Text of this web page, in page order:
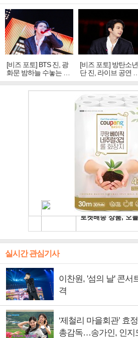
[비즈 포토] BTS 진, 광
화문 밤하늘 수놓는 '비
주얼 킹'의 열창
[비즈 포토] 방탄소년
단 진, 라이브 공연 중
빛나는 독보적 아우
실시간 관심기사
이찬원, '섬의 날' 콘
격
‘제철리 마을회관’ 효
총감독…송가인, 인지